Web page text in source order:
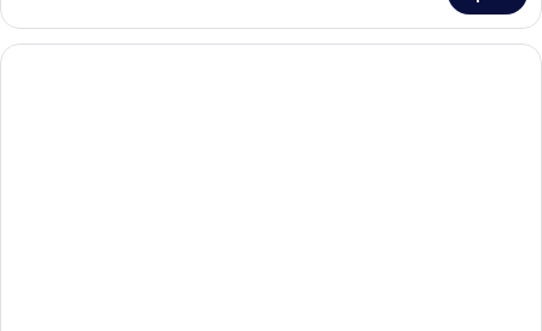
dobbeltværelse